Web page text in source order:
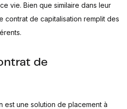
vie. Bien que similaire dans leur
contrat de capitalisation remplit des
de
est une solution de placement à